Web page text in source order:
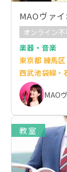
MAOヴァ
オンライン不
楽器・音楽
東京都 練馬区
西武池袋線・
MAO
教室